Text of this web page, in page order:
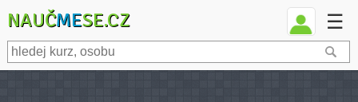
NAUČMESE.CZ ☰